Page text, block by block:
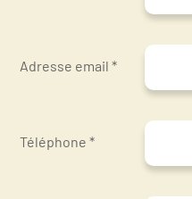
Adresse email *
Téléphone *